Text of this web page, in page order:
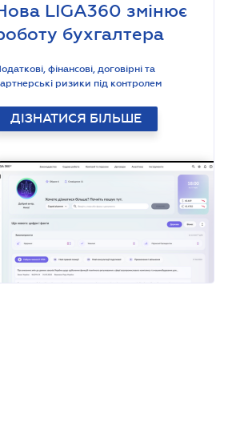
LIGA360 змінює
бухгалтера
фінансові, договірні та
ризики під контролем
ДІЗНАТИСЯ БІЛЬШЕ